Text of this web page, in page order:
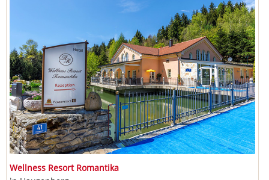
Wellness Resort Romantika